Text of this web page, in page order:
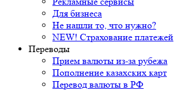
Для бизнеса
Не нашли то, что нужно?
NEW! Страхование платежей
Переводы
Прием валюты из-за рубежа
Пополнение казахских карт
Перевод валюты в РФ